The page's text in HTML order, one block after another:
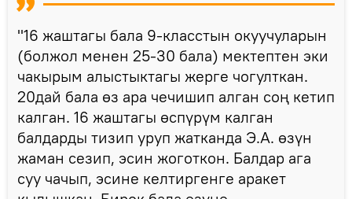
"16 жаштагы бала 9-класстын окуучуларын
(болжол менен 25-30 бала) мектептен эки
чакырым алыстыктагы жерге чогулткан.
20дай бала өз ара чечишип алган соң кетип
калган. 16 жаштагы өспүрүм калган
балдарды тизип уруп жатканда Э.А. өзүн
жаман сезип, эсин жоготкон. Балдар ага
суу чачып, эсине келтиргенге аракет